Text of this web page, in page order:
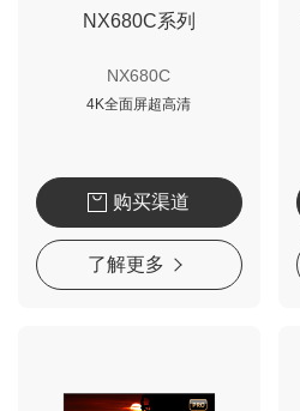
NX680C系列
NX680C
4K全面屏超高清
购买渠道
了解更多